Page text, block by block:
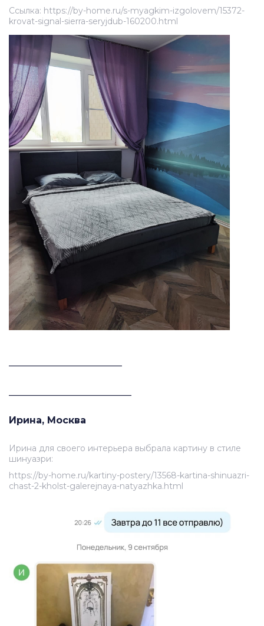
Ссылка: https://by-home.ru/s-myagkim-izgolovem/15372-
krovat-signal-sierra-seryjdub-160200.html
Ирина, Москва
Ирина для своего интерьера выбрала картину в стиле
шинуазри:
https://by-home.ru/kartiny-postery/13568-kartina-shinuazri-
chast-2-kholst-galerejnaya-natyazhka.html